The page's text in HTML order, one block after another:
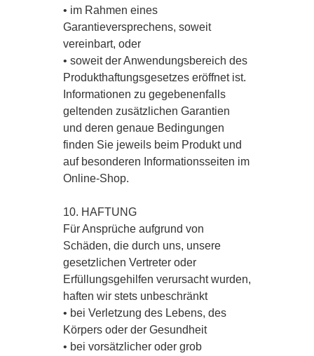
• im Rahmen eines
Garantieversprechens, soweit
vereinbart, oder
• soweit der Anwendungsbereich des
Produkthaftungsgesetzes eröffnet ist.
Informationen zu gegebenenfalls
geltenden zusätzlichen Garantien
und deren genaue Bedingungen
finden Sie jeweils beim Produkt und
auf besonderen Informationsseiten im
Online-Shop.
10. HAFTUNG
Für Ansprüche aufgrund von
Schäden, die durch uns, unsere
gesetzlichen Vertreter oder
Erfüllungsgehilfen verursacht wurden,
haften wir stets unbeschränkt
• bei Verletzung des Lebens, des
Körpers oder der Gesundheit
• bei vorsätzlicher oder grob